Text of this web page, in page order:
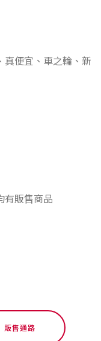
真便宜、車之輪、新
有販售商品
販售通路